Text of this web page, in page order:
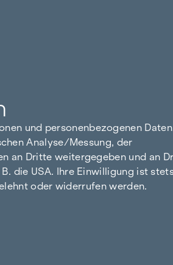
und personenbezogenen
Analyse/Messung, der
an Dritte weitergegeben und an
die USA. Ihre Einwilligung ist
oder widerrufen werden.